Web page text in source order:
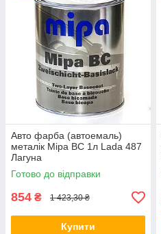
Авто фарба (автоемаль)
металік Mipa BC 1л Lada 487
Лагуна
Готово до відправки
854 ₴ 1 423,30 ₴
Купити